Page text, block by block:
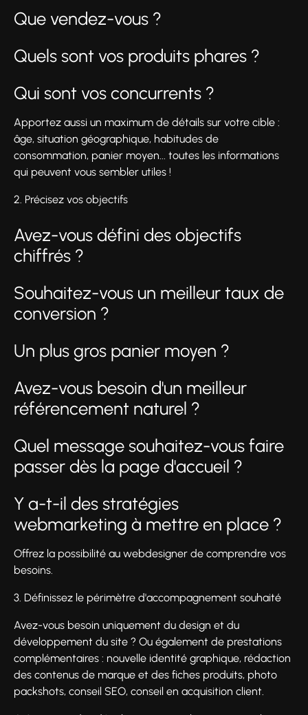
Que vendez-vous ?
Quels sont vos produits phares ?
Qui sont vos concurrents ?
Apportez aussi un maximum de détails sur votre cible :
âge, situation géographique, habitudes de
consommation, panier moyen... toutes les informations
qui peuvent vous sembler utiles !
2. Précisez vos objectifs
Avez-vous défini des objectifs
chiffrés ?
Souhaitez-vous un meilleur taux de
conversion ?
Un plus gros panier moyen ?
Avez-vous besoin d'un meilleur
référencement naturel ?
Quel message souhaitez-vous faire
passer dès la page d'accueil ?
Y a-t-il des stratégies
webmarketing à mettre en place ?
Offrez la possibilité au webdesigner de comprendre vos
besoins.
3. Définissez le périmètre d'accompagnement souhaité
Avez-vous besoin uniquement du design et du
développement du site ? Ou également de prestations
complémentaires : nouvelle identité graphique, rédaction
des contenus de marque et des fiches produits, photo
packshots, conseil SEO, conseil en acquisition client.